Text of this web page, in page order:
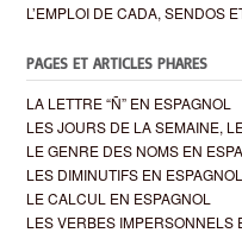
L’EMPLOI DE CADA, SENDOS
PAGES ET ARTICLES PHARES
LA LETTRE “Ñ” EN ESPAGNOL
LES JOURS DE LA SEMAINE,
LE GENRE DES NOMS EN
LES DIMINUTIFS EN ESPAGNOL
LE CALCUL EN ESPAGNOL
LES VERBES IMPERSONNELS